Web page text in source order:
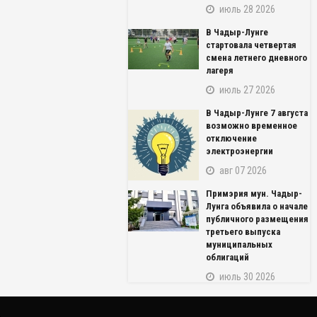
июль 28 2026
В Чадыр-Лунге
стартовала четвертая
смена летнего дневного
лагеря
июль 27 2026
В Чадыр-Лунге 7 августа
возможно временное
отключение
электроэнергии
авг 07 2026
Примэрия мун. Чадыр-
Лунга объявила о начале
публичного размещения
третьего выпуска
муниципальных
облигаций
июль 30 2026
NAME_SOCIAL_FACEBOOK
NAME_SOCIAL_GOOGLE
NAME_SOCIAL_TWITTER
NAME_SOCIAL_LINKEDIN